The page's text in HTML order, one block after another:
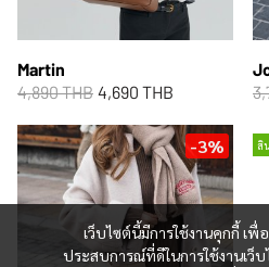
Martin
4,890 THB 4,690 THB
-3% สิ
เว็บไซต์นี้มีการใช้งานคุกกี้ เ
ประสบการณ์ที่ดีในการใช้งานเว็